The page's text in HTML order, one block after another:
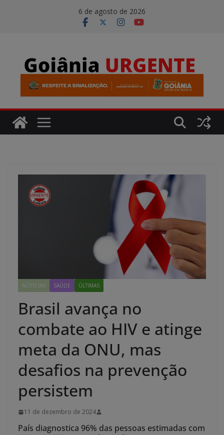
6 de agosto de 2026
NOTÍCIAS SAÚDE ÚLTIMAS
Brasil avança no
combate ao HIV e atinge
meta da ONU, mas
desafios na prevenção
persistem
11 de dezembro de 2024
País diagnostica 96% das pessoas estimadas com
modal-check